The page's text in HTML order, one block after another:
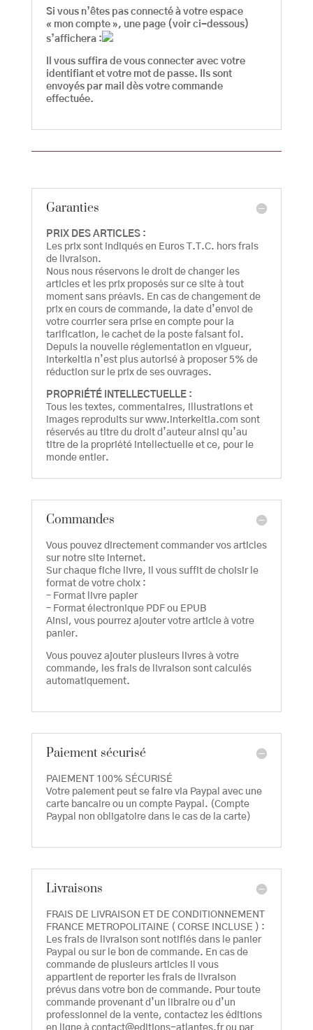
Si vous n’êtes pas connecté à votre espace
« mon compte », une page (voir ci-dessous)
s’affichera :
Il vous suffira de vous connecter avec votre
identifiant et votre mot de passe. Ils sont
envoyés par mail dès votre commande
effectuée.
Garanties
PRIX DES ARTICLES :
Les prix sont indiqués en Euros T.T.C. hors frais
de livraison.
Nous nous réservons le droit de changer les
articles et les prix proposés sur ce site à tout
moment sans préavis. En cas de changement de
prix en cours de commande, la date d’envoi de
votre courrier sera prise en compte pour la
tarification, le cachet de la poste faisant foi.
Depuis la nouvelle réglementation en vigueur,
Interkeltia n’est plus autorisé à proposer 5% de
réduction sur le prix de ses ouvrages.
PROPRIÉTÉ INTELLECTUELLE :
Tous les textes, commentaires, illustrations et
images reproduits sur www.interkeltia.com sont
réservés au titre du droit d’auteur ainsi qu’au
titre de la propriété intellectuelle et ce, pour le
monde entier.
Commandes
Vous pouvez directement commander vos articles
sur notre site internet.
Sur chaque fiche livre, il vous suffit de choisir le
format de votre choix :
– Format livre papier
– Format électronique PDF ou EPUB
Ainsi, vous pourrez ajouter votre article à votre
panier.
Vous pouvez ajouter plusieurs livres à votre
commande, les frais de livraison sont calculés
automatiquement.
Paiement sécurisé
PAIEMENT 100% SÉCURISÉ
Votre paiement peut se faire via Paypal avec une
carte bancaire ou un compte Paypal. (Compte
Paypal non obligatoire dans le cas de la carte)
Livraisons
FRAIS DE LIVRAISON ET DE CONDITIONNEMENT
FRANCE METROPOLITAINE ( CORSE INCLUSE ) :
Les frais de livraison sont notifiés dans le panier
Paypal ou sur le bon de commande. En cas de
commande de plusieurs articles il vous
appartient de reporter les frais de livraison
prévus dans votre bon de commande. Pour toute
commande provenant d’un libraire ou d’un
professionnel de la vente, contactez les éditions